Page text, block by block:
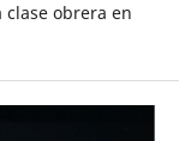
clase obrera en